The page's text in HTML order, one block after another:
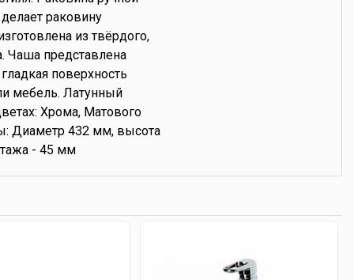
раковину
из твёрдого,
Чаша представлена
поверхность
мебель. Латунный
Хрома, Матового
Диаметр 432 мм, высота
- 45 мм